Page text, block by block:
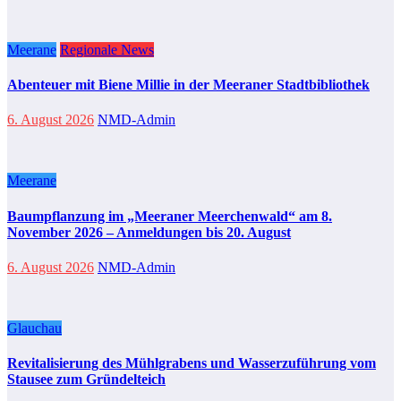
Meerane Regionale News
Abenteuer mit Biene Millie in der Meeraner Stadtbibliothek
6. August 2026 NMD-Admin
Meerane
Baumpflanzung im „Meeraner Meerchenwald“ am 8.
November 2026 – Anmeldungen bis 20. August
6. August 2026 NMD-Admin
Glauchau
Revitalisierung des Mühlgrabens und Wasserzuführung vom
Stausee zum Gründelteich